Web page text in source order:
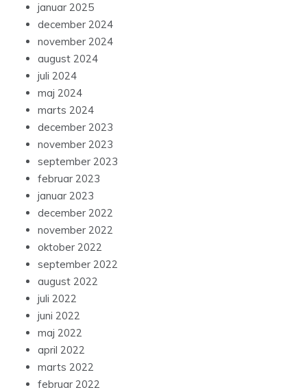
januar 2025
december 2024
november 2024
august 2024
juli 2024
maj 2024
marts 2024
december 2023
november 2023
september 2023
februar 2023
januar 2023
december 2022
november 2022
oktober 2022
september 2022
august 2022
juli 2022
juni 2022
maj 2022
april 2022
marts 2022
februar 2022